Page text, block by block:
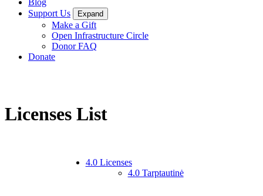
Support Us
Expand
Make a Gift
Open Infrastructure Circle
Donor FAQ
Donate
Licenses List
4.0 Licenses
4.0 Tarptautinė